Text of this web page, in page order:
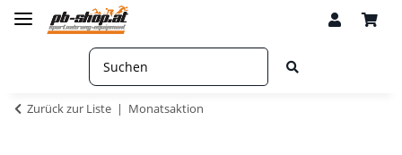
Zurück zur Liste Monatsaktion